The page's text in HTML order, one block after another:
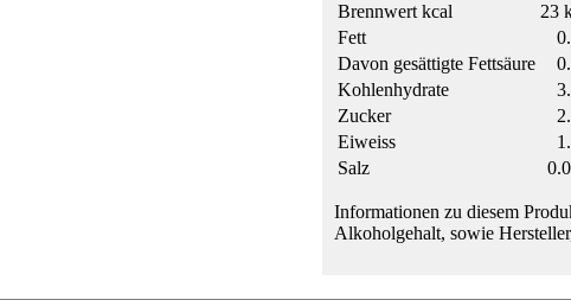
Brennwert kcal
23
Fett
Davon gesättigte Fettsäure
Kohlenhydrate
Zucker
Eiweiss
Salz
Informationen zu diesem
Alkoholgehalt, sowie